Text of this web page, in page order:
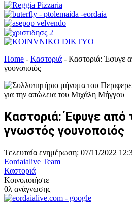
Home - Καστοριά - Καστοριά: Έφυγε
γουνοποιός
Καστοριά: Έφυγε από
γνωστός γουνοποιός
Τελευταία ενημέρωση: 07/11/2022
Eordaialive Team
Καστοριά
Κοινοποιήστε
0λ ανάγνωσης